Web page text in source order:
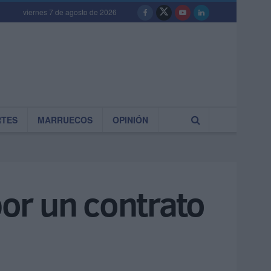
viernes 7 de agosto de 2026
MARRUECOS OPINIÓN
un contrato